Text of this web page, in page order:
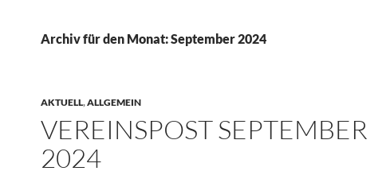
Archiv für den Monat: September 2024
AKTUELL,ALLGEMEIN
VEREINSPOST SEPTEMBER
2024